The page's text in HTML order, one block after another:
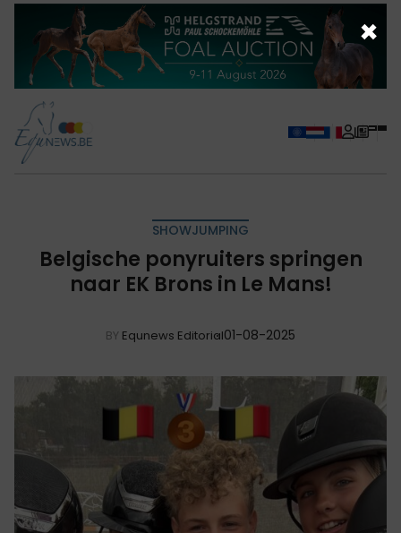
SHOWJUMPING
Belgische ponyruiters springen
naar EK Brons in Le Mans!
BY Equnews Editorial01-08-2025
×